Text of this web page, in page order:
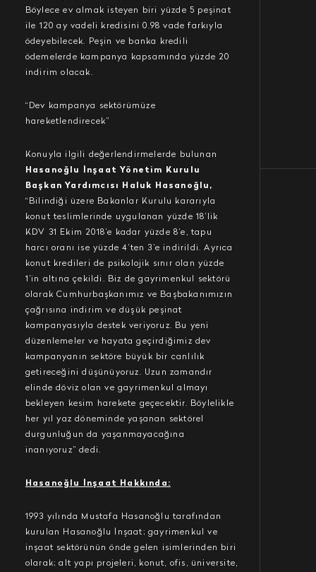
Böylece ev almak isteyen biri yüzde 5 peşinat
ile 120 ay vadeli kredisini 0.98 vade farkıyla
ödeyebilecek. Peşin ve banka kredili
ödemelerde kampanya kapsamında yüzde 20
indirim olacak.
“Dev kampanya sektörümüze
hareketlendirecek”
Konuyla ilgili değerlendirmelerde bulunan
Hasanoğlu İnşaat Yönetim Kurulu
Başkan Yardımcısı Haluk Hasanoğlu,
“Bilindiği üzere Bakanlar Kurulu kararıyla
konut teslimlerinde uygulanan yüzde 18’lik
KDV 31 Ekim 2018’e kadar yüzde 8’e, tapu
harcı oranı ise yüzde 4’ten 3’e indirildi. Ayrıca
konut kredileri de psikolojik sınır olan yüzde
1’in altına çekildi. Biz de gayrimenkul sektörü
olarak Cumhurbaşkanımız ve Başbakanımızın
çağrısına indirim ve düşük peşinat
kampanyasıyla destek veriyoruz. Bu yeni
düzenlemeler ve hayata geçirdiğimiz dev
kampanyanın sektöre büyük bir canlılık
getireceğini düşünüyoruz. Uzun zamandır
elinde döviz olan ve gayrimenkul almayı
bekleyen kesim harekete geçecektir. Böylelikle
her yıl yaz döneminde yaşanan sektörel
durgunluğun da yaşanmayacağına
inanıyoruz” dedi.
Hasanoğlu İnşaat Hakkında:
1993 yılında Mustafa Hasanoğlu tarafından
kurulan Hasanoğlu İnşaat; gayrimenkul ve
inşaat sektörünün önde gelen isimlerinden biri
olarak; alt yapı projeleri, konut, ofis, üniversite,